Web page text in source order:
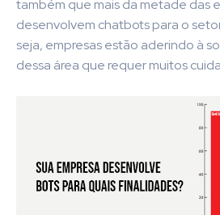
também que mais da metade das
desenvolvem chatbots para o
seja, empresas estão aderindo à
dessa área que requer muitos